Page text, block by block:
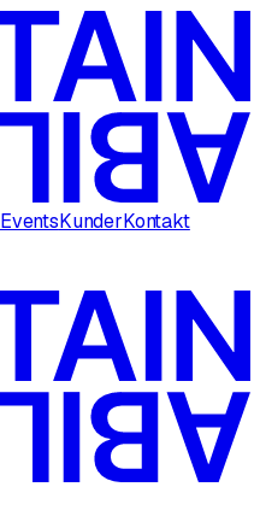
EventsKunderKontakt